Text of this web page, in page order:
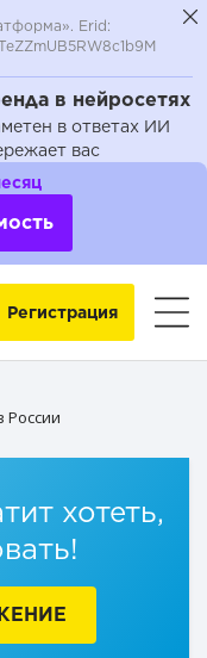
в нейросетях
в ответах ИИ
вас
Erid:
Регистрация
России
хотеть,